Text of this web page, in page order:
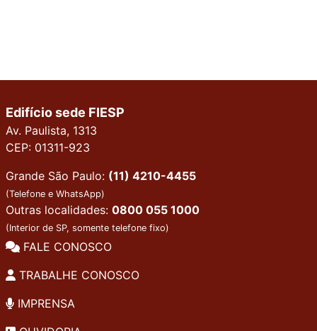
Edifício sede FIESP
Av. Paulista, 1313
CEP: 01311-923
Grande São Paulo: (11) 4210-4455
(Telefone e WhatsApp)
Outras localidades: 0800 055 1000
(Interior de SP, somente telefone fixo)
FALE CONOSCO
TRABALHE CONOSCO
IMPRENSA